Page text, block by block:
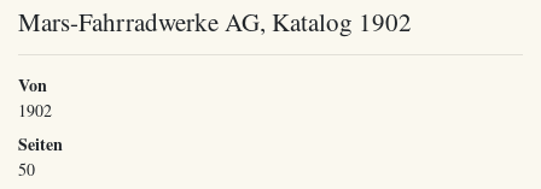
Mars-Fahrradwerke AG, Katalog 1902
Von
1902
Seiten
50